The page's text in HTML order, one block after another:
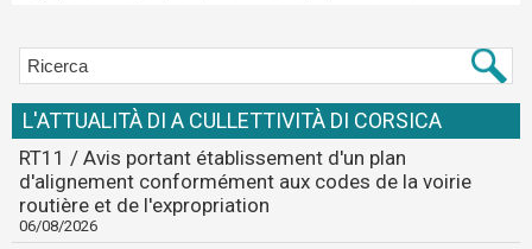
L'ATTUALITÀ DI A CULLETTIVITÀ DI CORSICA
RT11 / Avis portant établissement d'un plan
d'alignement conformément aux codes de la voirie
routière et de l'expropriation
06/08/2026